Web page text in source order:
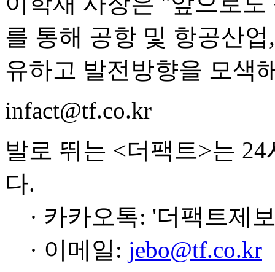
를 통해 공항 및 항공산
유하고 발전방향을 모색
infact@tf.co.kr
발로 뛰는 <더팩트>는
다.
· 카카오톡: '더팩트제
· 이메일: jebo@tf.co.kr